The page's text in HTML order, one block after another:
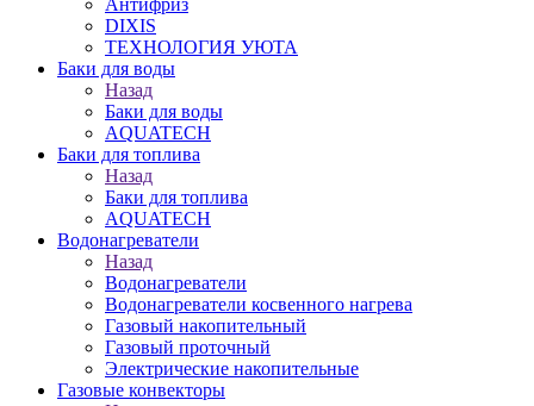
Антифриз
DIXIS
ТЕХНОЛОГИЯ УЮТА
Баки для воды
Назад
Баки для воды
AQUATECH
Баки для топлива
Назад
Баки для топлива
AQUATECH
Водонагреватели
Назад
Водонагреватели
Водонагреватели косвенного нагрева
Газовый накопительный
Газовый проточный
Электрические накопительные
Газовые конвекторы